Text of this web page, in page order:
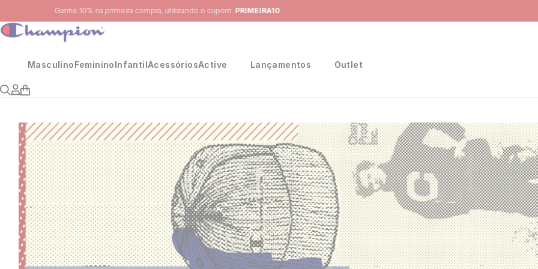
MasculinoFemininoInfantilAcessóriosActive Lançamentos Outlet